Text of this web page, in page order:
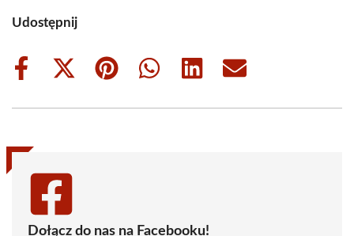
Udostępnij
Share
Share
(Twitter)
Share
Share
Share
Share
Dołącz do nas na Facebooku!